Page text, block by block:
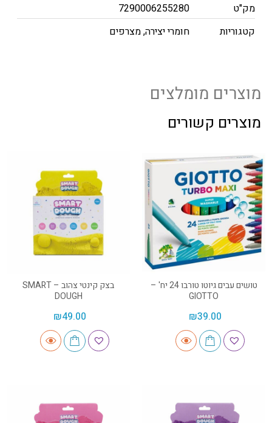
מק"ט
7290006255280
קטגוריות
חומרי יצירה,מצרפים
מוצרים מומלצים
מוצרים קשורים
טושים עבים גיוטו טורבו 24 יח' –
GIOTTO
₪39.00
בצק קינטי צהוב – SMART
DOUGH
₪49.00